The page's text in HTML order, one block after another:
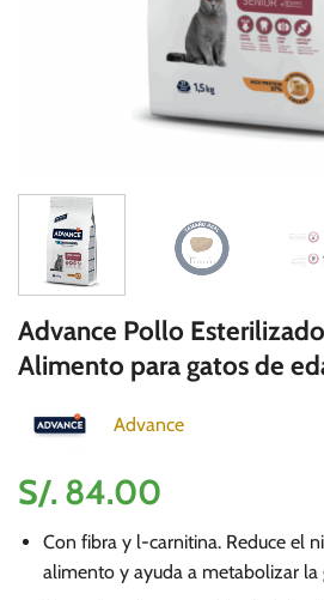
Advance Pollo
Alimento para gatos de
Advance
S/. 84.00
Con fibra y l-carnitina. Reduce el
alimento y ayuda a metabolizar la